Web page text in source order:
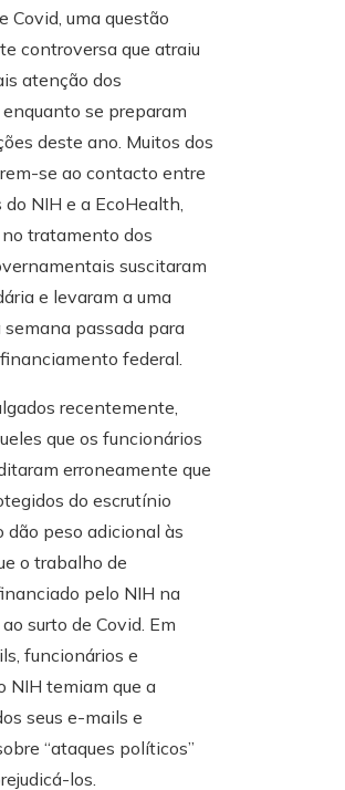
Covid, uma questão
controversa que atraiu
atenção dos
se preparam
deste ano. Muitos dos
se ao contacto entre
NIH e a EcoHealth,
tratamento dos
suscitaram
e levaram a uma
passada para
federal.
recentemente,
que os funcionários
erroneamente que
do escrutínio
dão peso adicional às
o trabalho de
pelo NIH na
surto de Covid. Em
funcionários e
NIH temiam que a
seus e-mails e
“ataques políticos”
los.